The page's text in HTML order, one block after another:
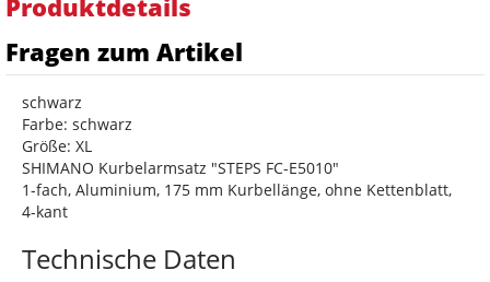
Fragen zum Artikel
schwarz
Farbe: schwarz
Größe: XL
SHIMANO Kurbelarmsatz "STEPS FC-E5010"
1-fach, Aluminium, 175 mm Kurbellänge, ohne Kettenblatt,
4-kant
Technische Daten